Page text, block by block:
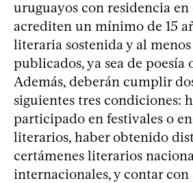
uruguayos con residencia en
acrediten un mínimo de 15
literaria sostenida y al
publicados, ya sea de poesía
Además, deberán cumplir
siguientes tres condiciones:
participado en festivales o
literarios, haber obtenido
certámenes literarios
internacionales, y contar